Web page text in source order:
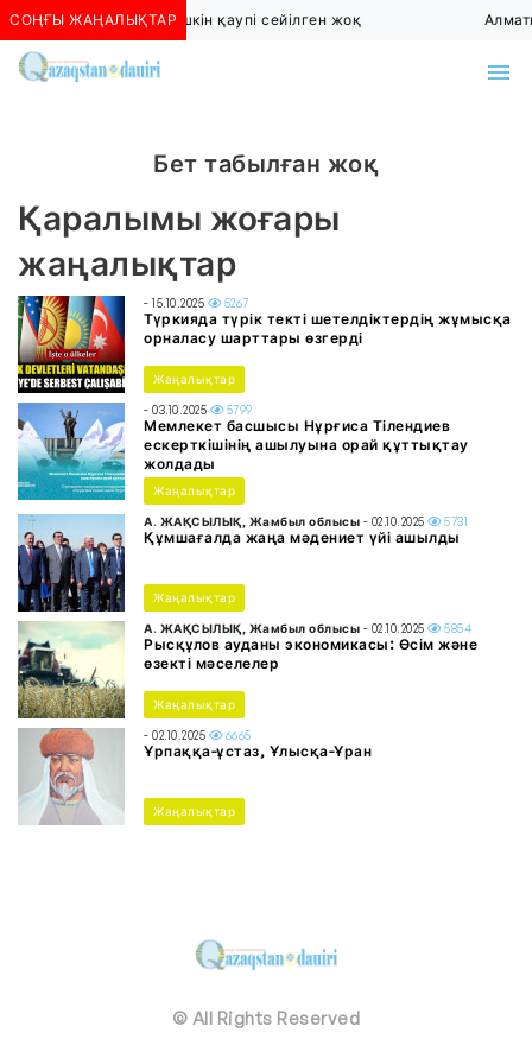
СОҢҒЫ ЖАҢАЛЫҚТАР
Алматыда көшкін қаупі сейілген жоқ
Бет табылған жоқ
Қаралымы жоғары
жаңалықтар
- 15.10.2025 5267
Түркияда түрік текті шетелдіктердің жұмысқа
орналасу шарттары өзгерді
Жаңалықтар
- 03.10.2025 5799
Мемлекет басшысы Нұрғиса Тілендиев
ескерткішінің ашылуына орай құттықтау
жолдады
Жаңалықтар
А. ЖАҚСЫЛЫҚ, Жамбыл облысы - 02.10.2025 5731
Құмшағалда жаңа мәдениет үйі ашылды
Жаңалықтар
А. ЖАҚСЫЛЫҚ, Жамбыл облысы - 02.10.2025 5854
Рысқұлов ауданы экономикасы: Өсім және
өзекті мәселелер
Жаңалықтар
- 02.10.2025 6665
Ұрпаққа-ұстаз, Ұлысқа-Ұран
Жаңалықтар
© All Rights Reserved